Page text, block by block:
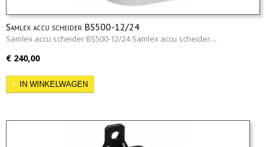
Samlex accu scheider BS500-12/24
Samlex accu scheider BS500-12/24 Samlex accu scheider…
€ 240,00
IN WINKELWAGEN